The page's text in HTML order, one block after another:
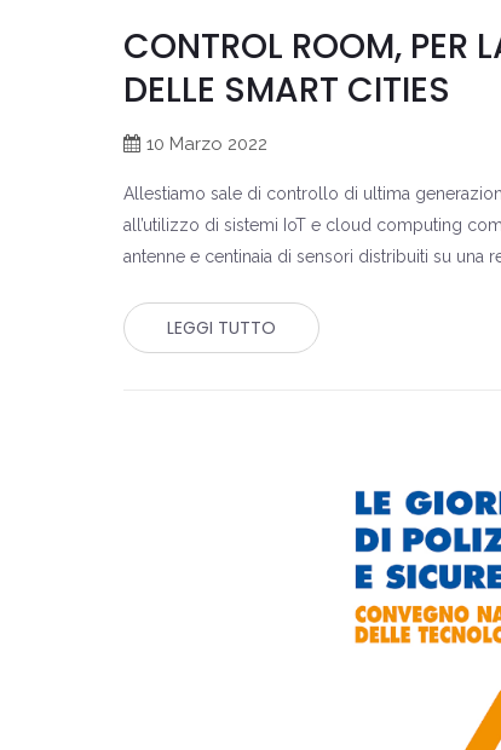
CONTROL ROOM, PER
DELLE SMART CITIES
10 Marzo 2022
Allestiamo sale di controllo di ultima
all’utilizzo di sistemi IoT e cloud computing
antenne e centinaia di sensori distribuiti su una
LEGGI TUTTO